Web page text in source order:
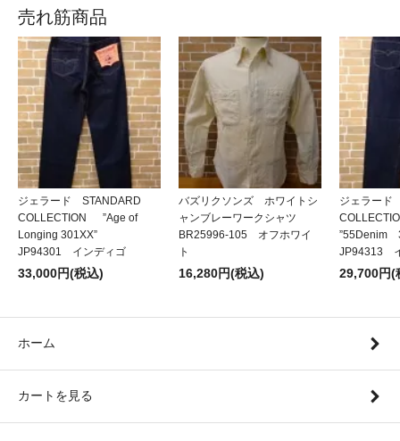
売れ筋商品
ジェラード STANDARD
COLLECTION ”Age of
Longing 301XX”
JP94301 インディゴ
33,000円(税込)
バズリクソンズ ホワイトシ
ャンブレーワークシャツ
BR25996-105 オフホワイ
ト
16,280円(税込)
ジェラード
JP94313
29,700円(
ホーム
カートを見る